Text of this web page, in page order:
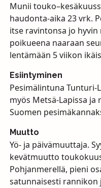
Munii
haudonta-aika 23 vrk.
itse ravintonsa jo
poikueena naaraan
lentämään 5 viikon
Esiintyminen
Pesimälintuna Tunturi-
myös Metsä-Lapissa
Suomen
Muutto
Yö- ja päivämuuttaja.
kevätmuutto
Pohjanmerellä, pieni
satunnaisesti rannikon